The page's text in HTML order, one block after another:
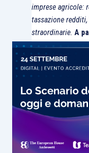
TIPOLOGIA DI
INTERVENTO
interventi di
riqualificazione
imprese agricole:
tassazione
straordinarie. A